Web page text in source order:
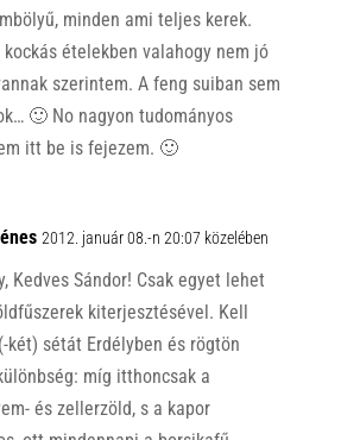
minden ami teljes kerek.
kockás ételekben valahogy nem jó
szerintem. A feng suiban sem
🙂 No nagyon tudományos
itt be is fejezem. 🙂
2012. január 08.-n 20:07 közelében
Kedves Sándor! Csak egyet lehet
kiterjesztésével. Kell
két) sétát Erdélyben és rögtön
míg itthoncsak a
és zellerzöld, s a kapor